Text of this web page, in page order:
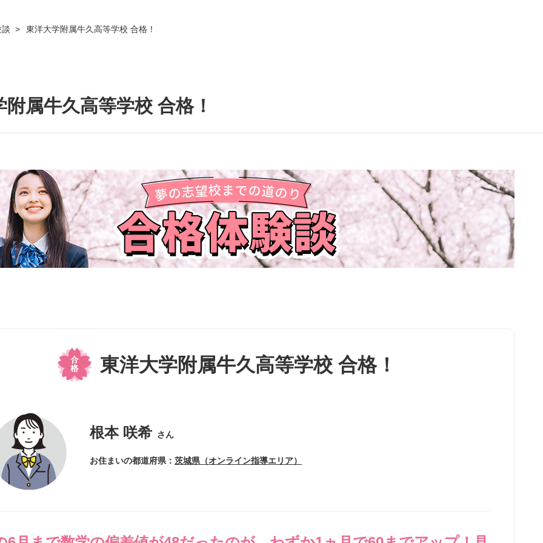
東洋大学附属牛久高等学校 合格！
附属牛久高等学校 合格！
東洋大学附属牛久高等学校 合格！
根本 咲希 さん
お住まいの都道府県： 茨城県（オンライン指導エリア）